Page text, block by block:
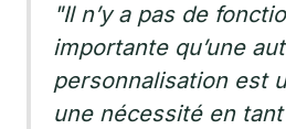
"Il n’y a pas de
importante qu’une
personnalisation est
une nécessité en